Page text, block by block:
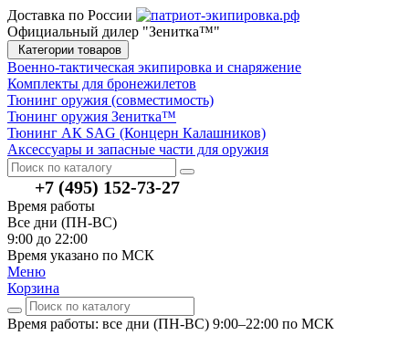
Доставка по России
Официальный дилер "Зенитка™"
Категории товаров
Военно-тактическая экипировка и снаряжение
Комплекты для бронежилетов
Тюнинг оружия (совместимость)
Тюнинг оружия Зенитка™
Тюнинг АК SAG (Концерн Калашников)
Аксессуары и запасные части для оружия
+7 (495) 152-73-27
Время работы
Все дни (ПН-ВС)
9:00 до 22:00
Время указано по МСК
Меню
Корзина
Время работы: все дни (ПН-ВС) 9:00–22:00 по МСК